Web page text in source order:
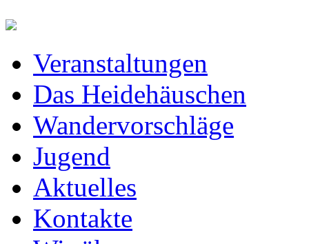
Veranstaltungen
Das Heidehäuschen
Wandervorschläge
Jugend
Aktuelles
Kontakte